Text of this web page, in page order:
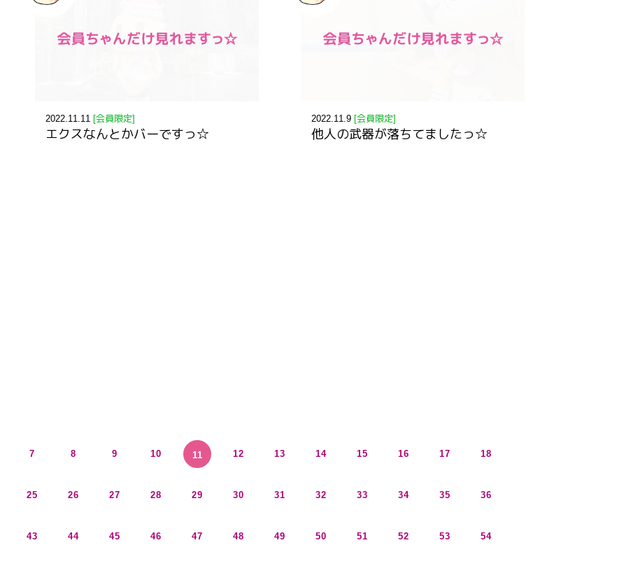
2022.11.11 [会員限定]
エクスなんとかバーですっ☆
2022.11.9 [会員限定]
他人の武器が落ちてましたっ☆
7 8 9 10 11 12 13 14 15 16 17 18
25 26 27 28 29 30 31 32 33 34 35 36
43 44 45 46 47 48 49 50 51 52 53 54